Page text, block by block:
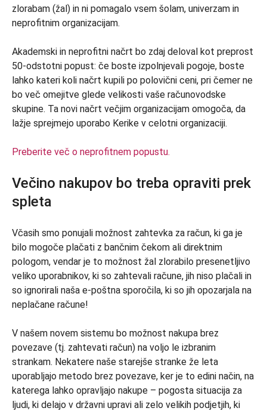
zlorabam (žal) in ni pomagalo vsem šolam, univerzam in
neprofitnim organizacijam.
Akademski in neprofitni načrt bo zdaj deloval kot preprost
50-odstotni popust: če boste izpolnjevali pogoje, boste
lahko kateri koli načrt kupili po polovični ceni, pri čemer ne
bo več omejitve glede velikosti vaše računovodske
skupine. Ta novi načrt večjim organizacijam omogoča, da
lažje sprejmejo uporabo Kerike v celotni organizaciji.
Preberite več o neprofitnem popustu.
Večino nakupov bo treba opraviti prek
spleta
Včasih smo ponujali možnost zahtevka za račun, ki ga je
bilo mogoče plačati z bančnim čekom ali direktnim
pologom, vendar je to možnost žal zlorabilo presenetljivo
veliko uporabnikov, ki so zahtevali račune, jih niso plačali in
so ignorirali naša e-poštna sporočila, ki so jih opozarjala na
neplačane račune!
V našem novem sistemu bo možnost nakupa brez
povezave (tj. zahtevati račun) na voljo le izbranim
strankam. Nekatere naše starejše stranke že leta
uporabljajo metodo brez povezave, ker je to edini način, na
katerega lahko opravljajo nakupe – pogosta situacija za
ljudi, ki delajo v državni upravi ali zelo velikih podjetjih, ki